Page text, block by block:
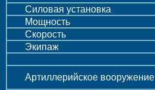
Силовая установка
Мощность
Скорость
Экипаж
Артиллерийское вооружение